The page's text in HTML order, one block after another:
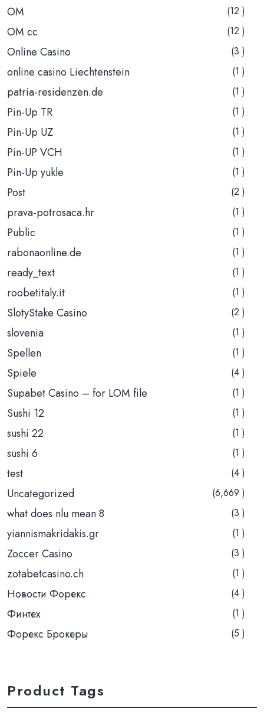
OM (12 )
OM cc (12 )
Online Casino (3 )
online casino Liechtenstein (1 )
patria-residenzen.de (1 )
Pin-Up TR (1 )
Pin-Up UZ (1 )
Pin-UP VCH (1 )
Pin-Up yukle (1 )
Post (2 )
prava-potrosaca.hr (1 )
Public (1 )
rabonaonline.de (1 )
ready_text (1 )
roobetitaly.it (1 )
SlotyStake Casino (2 )
slovenia (1 )
Spellen (1 )
Spiele (4 )
Supabet Casino – for LOM file (1 )
Sushi 12 (1 )
sushi 22 (1 )
sushi 6 (1 )
test (4 )
Uncategorized (6,669 )
what does nlu mean 8 (3 )
yiannismakridakis.gr (1 )
Zoccer Casino (3 )
zotabetcasino.ch (1 )
Новости Форекс (4 )
Финтех (1 )
Форекс Брокеры (5 )
Product Tags